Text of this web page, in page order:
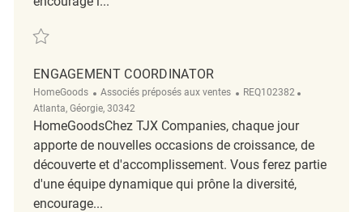
Sauvegarder Retail Merchandising Associate REQ104016
ENGAGEMENT COORDINATOR
HomeGoods Catégorie
Associés préposés aux ventes ReqId
REQ102382
Atlanta, Géorgie, 30342
HomeGoodsChez TJX Companies, chaque jour
apporte de nouvelles occasions de croissance, de
découverte et d'accomplissement. Vous ferez partie
d'une équipe dynamique qui prône la diversité,
encourage...